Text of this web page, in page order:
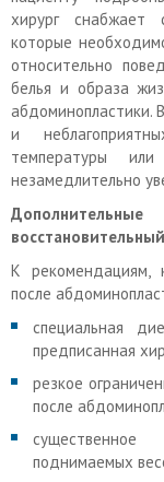
хирург снабжает
которые
относительно
белья и образа
абдоминопластики.
и
температуры
незамедлительно
К рекомендациям,
после
специальная
предписанная
резкое
после
поднимаемых